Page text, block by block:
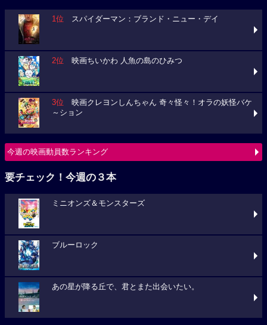
1位 スパイダーマン：ブランド・ニュー・デイ
2位 映画ちいかわ 人魚の島のひみつ
3位 映画クレヨンしんちゃん 奇々怪々！オラの妖怪バケ
～ション
今週の映画動員数ランキング
要チェック！今週の３本
ミニオンズ＆モンスターズ
ブルーロック
あの星が降る丘で、君とまた出会いたい。